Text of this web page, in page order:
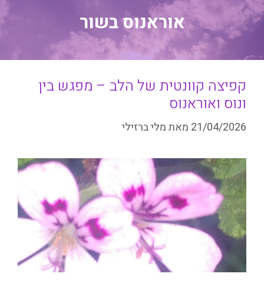
אוראנוס בשור
קפיצה קוונטית של הלב – מפגש בין
ונוס ואוראנוס
21/04/2026 מאתמלי ברזילי